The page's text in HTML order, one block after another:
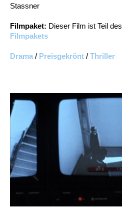
Stassner
Filmpaket: Dieser Film ist Teil des
Filmpakets
Drama / Preisgekrönt /Thriller